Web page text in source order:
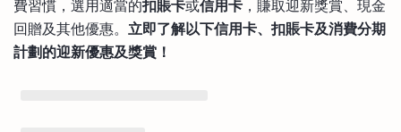
費習慣，選用適當的扣賬卡或信用卡 ，賺取迎新獎賞、現金
回贈及其他優惠。 立即了解以下信用卡、扣賬卡及消費分期
計劃的迎新優惠及獎賞！